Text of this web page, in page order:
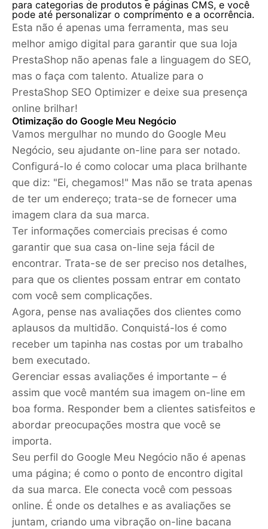
para categorias de produtos e páginas CMS, e você
pode até personalizar o comprimento e a ocorrência.
Esta não é apenas uma ferramenta, mas seu
melhor amigo digital para garantir que sua loja
PrestaShop não apenas fale a linguagem do SEO,
mas o faça com talento. Atualize para o
PrestaShop SEO Optimizer e deixe sua presença
online brilhar!
Otimização do Google Meu Negócio
Vamos mergulhar no mundo do Google Meu
Negócio, seu ajudante on-line para ser notado.
Configurá-lo é como colocar uma placa brilhante
que diz: "Ei, chegamos!" Mas não se trata apenas
de ter um endereço; trata-se de fornecer uma
imagem clara da sua marca.
Ter informações comerciais precisas é como
garantir que sua casa on-line seja fácil de
encontrar. Trata-se de ser preciso nos detalhes,
para que os clientes possam entrar em contato
com você sem complicações.
Agora, pense nas avaliações dos clientes como
aplausos da multidão. Conquistá-los é como
receber um tapinha nas costas por um trabalho
bem executado.
Gerenciar essas avaliações é importante – é
assim que você mantém sua imagem on-line em
boa forma. Responder bem a clientes satisfeitos e
abordar preocupações mostra que você se
importa.
Seu perfil do Google Meu Negócio não é apenas
uma página; é como o ponto de encontro digital
da sua marca. Ele conecta você com pessoas
online. É onde os detalhes e as avaliações se
juntam, criando uma vibração on-line bacana